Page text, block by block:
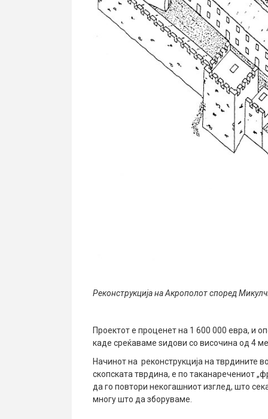
Реконструкција на Акрополот според
Проектот е проценет на 1 600 000 евра, и
каде среќаваме ѕидови со височина од 4
Начинот на реконструкција на тврдините
скопската тврдина, е по таканаречениот
да го повтори некогашниот изглед, што
многу што да зборуваме.